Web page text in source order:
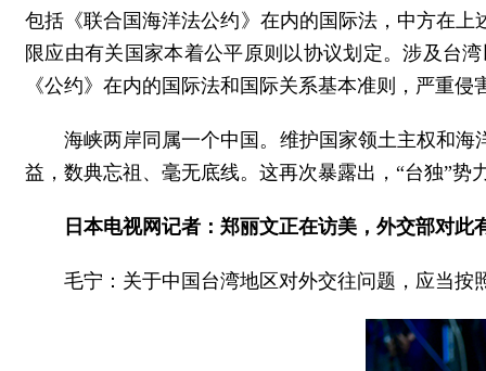
包括《联合国海洋法公约》在内的国际法，中方在
限应由有关国家本着公平原则以协议划定。涉及台
《公约》在内的国际法和国际关系基本准则，严重
海峡两岸同属一个中国。维护国家领土主权和
益，数典忘祖、毫无底线。这再次暴露出，“台独”
日本电视网记者：郑丽文正在访美，外交部对此
毛宁：关于中国台湾地区对外交往问题，应当按